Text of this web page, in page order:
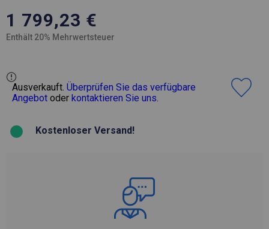
1 799,23 €
Enthält 20% Mehrwertsteuer
Ausverkauft. Überprüfen Sie das verfügbare
Angebot oder kontaktieren Sie uns.
Kostenloser Versand!